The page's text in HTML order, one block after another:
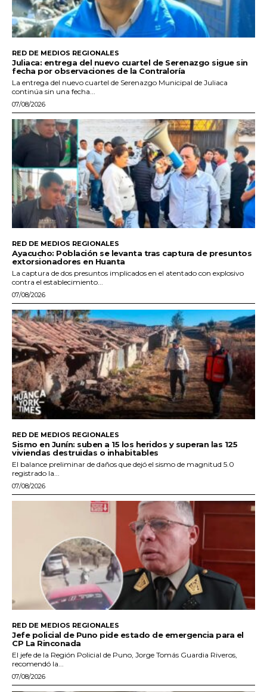
RED DE MEDIOS REGIONALES
Juliaca: entrega del nuevo cuartel de Serenazgo sigue sin
fecha por observaciones de la Contraloría
La entrega del nuevo cuartel de Serenazgo Municipal de Juliaca
continúa sin una fecha...
07/08/2026
RED DE MEDIOS REGIONALES
Ayacucho: Población se levanta tras captura de presuntos
extorsionadores en Huanta
La captura de dos presuntos implicados en el atentado con explosivo
contra el establecimiento...
07/08/2026
RED DE MEDIOS REGIONALES
Sismo en Junín: suben a 15 los heridos y superan las 125
viviendas destruidas o inhabitables
El balance preliminar de daños que dejó el sismo de magnitud 5.0
registrado la...
07/08/2026
RED DE MEDIOS REGIONALES
Jefe policial de Puno pide estado de emergencia para el
CP La Rinconada
El jefe de la Región Policial de Puno, Jorge Tomás Guardia Riveros,
recomendó la...
07/08/2026